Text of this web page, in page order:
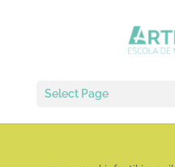
Select Page